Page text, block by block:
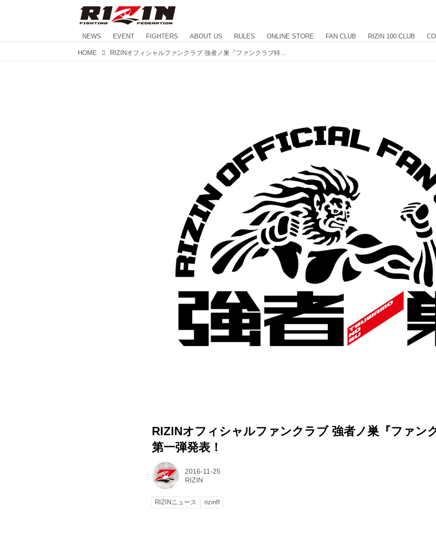
NEWS EVENT FIGHTERS ABOUT US RULES ONLINE STORE FAN CLUB RIZIN 100 CLUB
HOME
RIZINオフィシャルファンクラブ 強者ノ巣『ファン
第一弾発表！
2016-11-25
RIZIN
RIZINニュース rizinff